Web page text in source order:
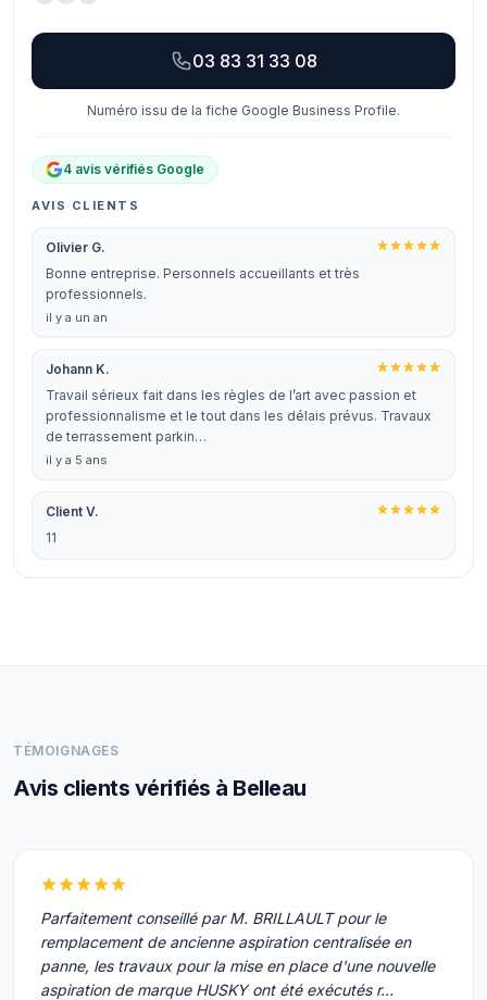
03 83 31 33 08
Numéro issu de la fiche Google Business Profile.
4 avis vérifiés Google
AVIS CLIENTS
Olivier G.
Bonne entreprise. Personnels accueillants et très
professionnels.
il y a un an
Johann K.
Travail sérieux fait dans les règles de l’art avec passion et
professionnalisme et le tout dans les délais prévus. Travaux
de terrassement parkin…
il y a 5 ans
Client V.
11
TÉMOIGNAGES
Avis clients vérifiés à Belleau
Parfaitement conseillé par M. BRILLAULT pour le
remplacement de ancienne aspiration centralisée en
panne, les travaux pour la mise en place d'une nouvelle
aspiration de marque HUSKY ont été exécutés r…